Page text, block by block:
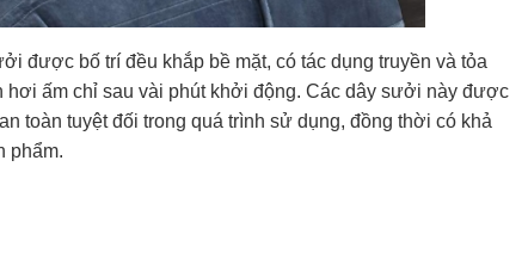
được bố trí đều khắp bề mặt, có tác dụng truyền và tỏa
ấm chỉ sau vài phút khởi động. Các dây sưởi này được
toàn tuyệt đối trong quá trình sử dụng, đồng thời có khả
phẩm.